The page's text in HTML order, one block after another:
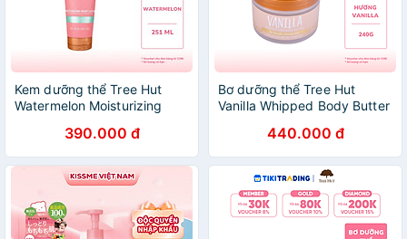
Kem dưỡng thể Tree Hut
Watermelon Moisturizing
390.000 đ
Bơ dưỡng thể Tree Hut
Vanilla Whipped Body Butter
440.000 đ